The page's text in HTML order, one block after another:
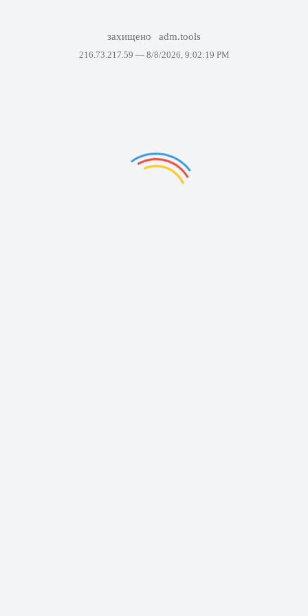
захищено adm.tools
216.73.217.59 — 8/8/2026, 9:02:19 PM